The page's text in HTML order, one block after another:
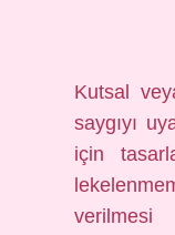
Kutsal
saygıyı
için